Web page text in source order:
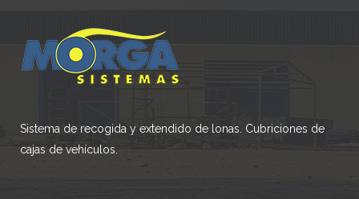
Sistema de recogida y extendido de lonas. Cubriciones de
cajas de vehículos.